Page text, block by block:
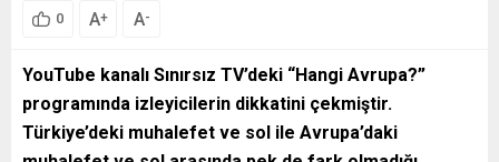
0 A+ A-
YouTube kanalı Sınırsız TV’deki “Hangi Avrupa?”
programında izleyicilerin dikkatini çekmiştir.
Türkiye’deki muhalefet ve sol ile Avrupa’daki